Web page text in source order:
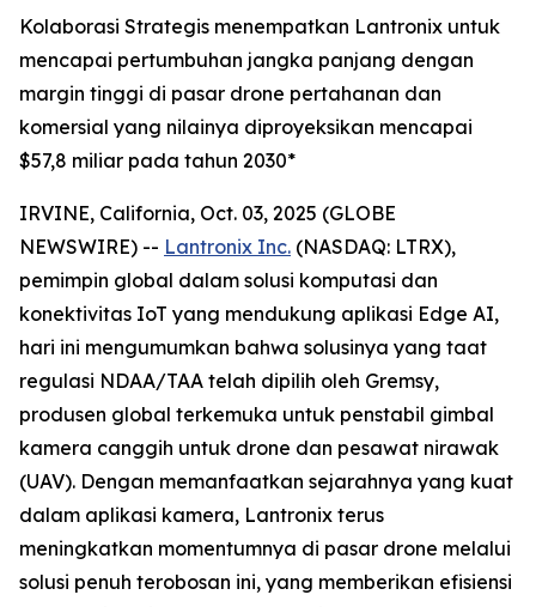
Kolaborasi Strategis menempatkan Lantronix untuk
mencapai pertumbuhan jangka panjang dengan
margin tinggi di pasar drone pertahanan dan
komersial yang nilainya diproyeksikan mencapai
$57,8 miliar pada tahun 2030*
IRVINE, California, Oct. 03, 2025 (GLOBE
NEWSWIRE) -- Lantronix Inc. (NASDAQ: LTRX),
pemimpin global dalam solusi komputasi dan
konektivitas IoT yang mendukung aplikasi Edge AI,
hari ini mengumumkan bahwa solusinya yang taat
regulasi NDAA/TAA telah dipilih oleh Gremsy,
produsen global terkemuka untuk penstabil gimbal
kamera canggih untuk drone dan pesawat nirawak
(UAV). Dengan memanfaatkan sejarahnya yang kuat
dalam aplikasi kamera, Lantronix terus
meningkatkan momentumnya di pasar drone melalui
solusi penuh terobosan ini, yang memberikan efisiensi